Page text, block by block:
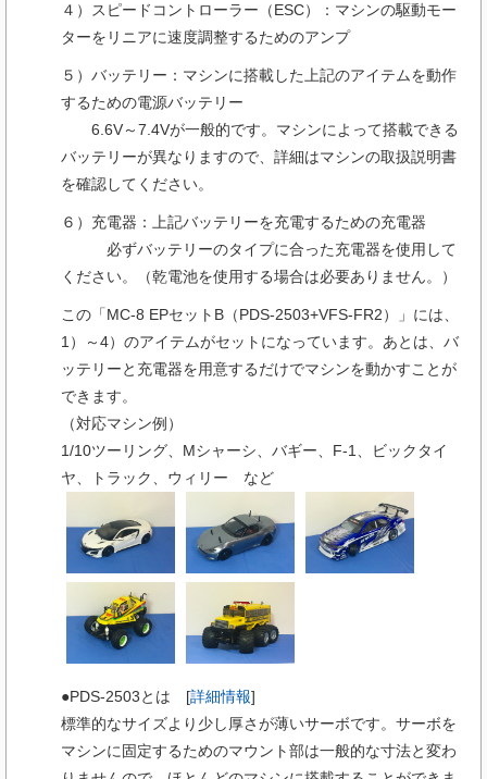
４）スピードコントローラー（ESC）：マシンの駆動モー
ターをリニアに速度調整するためのアンプ
５）バッテリー：マシンに搭載した上記のアイテムを動作
するための電源バッテリー
6.6V～7.4Vが一般的です。マシンによって搭載できる
バッテリーが異なりますので、詳細はマシンの取扱説明書
を確認してください。
６）充電器：上記バッテリーを充電するための充電器
必ずバッテリーのタイプに合った充電器を使用して
ください。（乾電池を使用する場合は必要ありません。）
この「MC-8 EPセットB（PDS-2503+VFS-FR2）」には、
1）～4）のアイテムがセットになっています。あとは、バ
ッテリーと充電器を用意するだけでマシンを動かすことが
できます。
（対応マシン例）
1/10ツーリング、Mシャーシ、バギー、F-1、ビックタイ
ヤ、トラック、ウィリー など
●PDS-2503とは [詳細情報]
標準的なサイズより少し厚さが薄いサーボです。サーボを
マシンに固定するためのマウント部は一般的な寸法と変わ